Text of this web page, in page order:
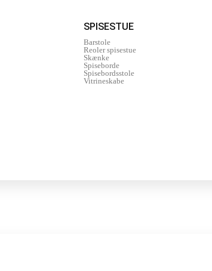
SPISESTUE
Barstole
Reoler spisestue
Skænke
Spiseborde
Spisebordsstole
Vitrineskabe